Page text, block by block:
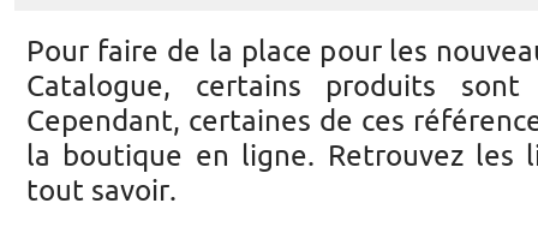
Pour faire de la place pour les
Catalogue, certains produits
Cependant, certaines de ces
la boutique en ligne. Retrouvez les
tout savoir.